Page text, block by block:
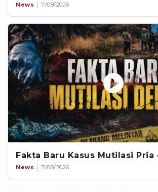
News 7/08/2026
Fakta Baru Kasus Mutilasi Pria
News 7/08/2026